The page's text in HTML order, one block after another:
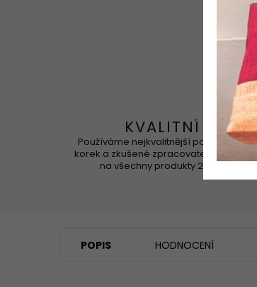
KVALITNÍ
Používáme nejkvalitnější portugalský
korek a zkušené zpracovatele. Záruka
na všechny produkty 2 roky
POPIS HODNOCENÍ